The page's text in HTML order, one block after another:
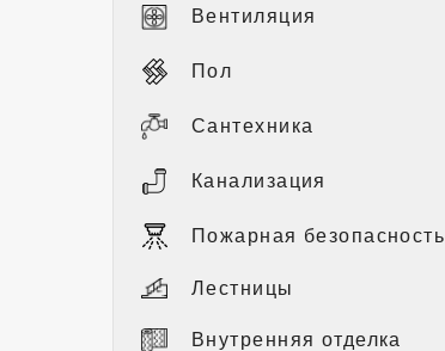
Вентиляция
Пол
Сантехника
Канализация
Пожарная безопасность
Лестницы
Внутренняя отделка